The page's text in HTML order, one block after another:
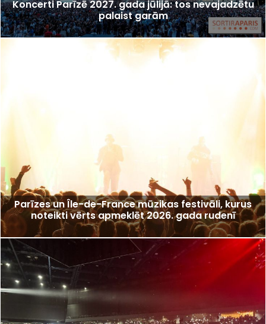
Koncerti Parīzē 2027. gada jūlijā: tos nevajadzētu
palaist garām
Parīzes un Île-de-France mūzikas festivāli, kurus
noteikti vērts apmeklēt 2026. gada rudenī